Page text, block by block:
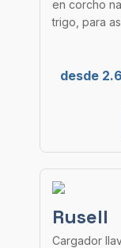
en corcho
trigo, para
desde
Rusell
Cargador